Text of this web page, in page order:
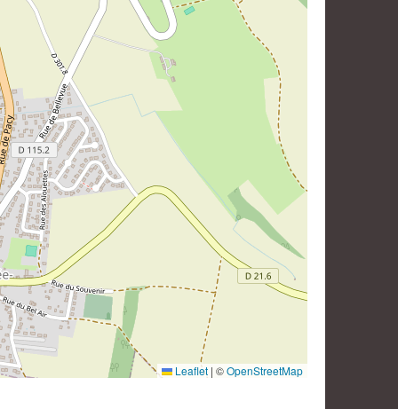
Leaflet | ©OpenStreetMap